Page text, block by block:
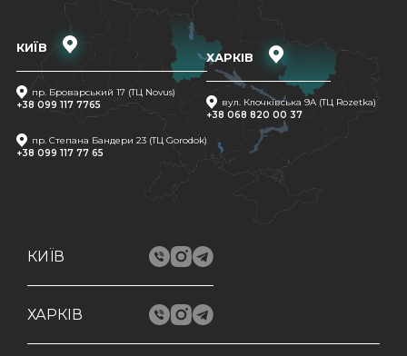
КИЇВ
пр. Броварський 17 (ТЦ Novus)
+38 099 117 7765
пр. Степана Бандери 23 (ТЦ Gorodok)
+38 099 117 77 65
ХАРКІВ
вул. Клочківська 9A (ТЦ Rozetka)
+38 068 820 00 37
КИЇВ
ХАРКІВ